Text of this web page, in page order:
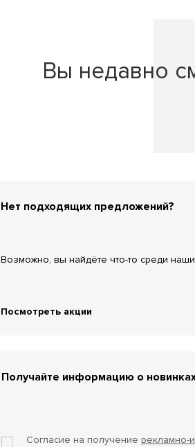
Вы недавно
Нет подходящих предложений?
Возможно, вы найдёте что-то среди
Посмотреть акции
Получайте информацию о
Согласие на получение рекламно-